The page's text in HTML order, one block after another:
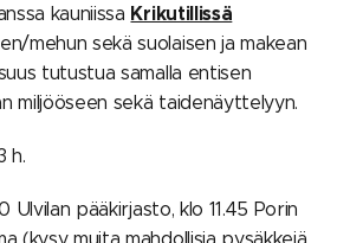
kauniissa Krikutillissä
mehun sekä suolaisen ja makean
tutustua samalla entisen
miljööseen sekä taidenäyttelyyn.
h.
Ulvilan pääkirjasto, klo 11.45 Porin